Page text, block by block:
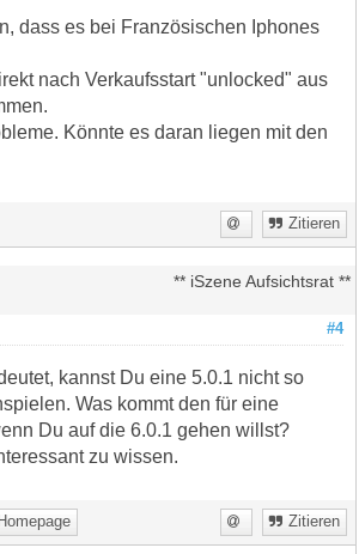
dass es bei Französischen Iphones
nach Verkaufsstart "unlocked" aus
Könnte es daran liegen mit den
Zitieren
** iSzene Aufsichtsrat **
#4
kannst Du eine 5.0.1 nicht so
Was kommt den für eine
Du auf die 6.0.1 gehen willst?
zu wissen.
Homepage Zitieren